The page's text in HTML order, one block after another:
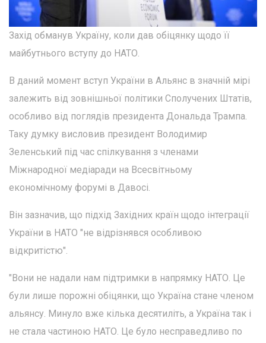
Захід обманув Україну, коли дав обіцянку щодо її
майбутнього вступу до НАТО.
В даний момент вступ України в Альянс в значній мірі
залежить від зовнішньої політики Сполучених Штатів,
особливо від поглядів президента Дональда Трампа.
Таку думку висловив президент Володимир
Зеленський під час спілкування з членами
Міжнародної медіаради на Всесвітньому
економічному форумі в Давосі.
Він зазначив, що підхід Західних країн щодо інтеграції
України в НАТО "не відрізнявся особливою
відкритістю".
"Вони не надали нам підтримки в напрямку НАТО. Це
були лише порожні обіцянки, що Україна стане членом
альянсу. Минуло вже кілька десятиліть, а Україна так і
не стала частиною НАТО. Це було несправедливо по